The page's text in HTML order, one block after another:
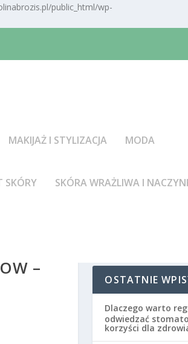
public_html/wp-
MAKIJAŻ I STYLIZACJA MODA
SKÓRY SKÓRA WRAŻLIWA I
–
OSTATNIE
Dlaczego warto
odwiedzać
korzyści dla